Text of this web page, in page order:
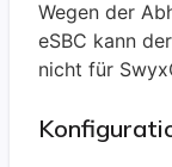
Wegen der
eSBC kann der
nicht für